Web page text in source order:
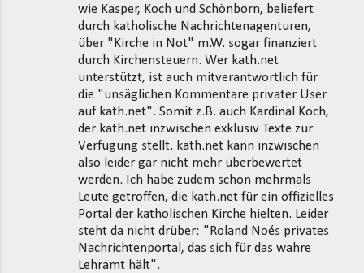
wie Kasper, Koch und Schönborn, beliefert
durch katholische Nachrichtenagenturen,
über "Kirche in Not" m.W. sogar finanziert
durch Kirchensteuern. Wer kath.net
unterstützt, ist auch mitverantwortlich für
die "unsäglichen Kommentare privater User
auf kath.net". Somit z.B. auch Kardinal Koch,
der kath.net inzwischen exklusiv Texte zur
Verfügung stellt. kath.net kann inzwischen
also leider gar nicht mehr überbewertet
werden. Ich habe zudem schon mehrmals
Leute getroffen, die kath.net für ein offizielles
Portal der katholischen Kirche hielten. Leider
steht da nicht drüber: "Roland Noés privates
Nachrichtenportal, das sich für das wahre
Lehramt hält".